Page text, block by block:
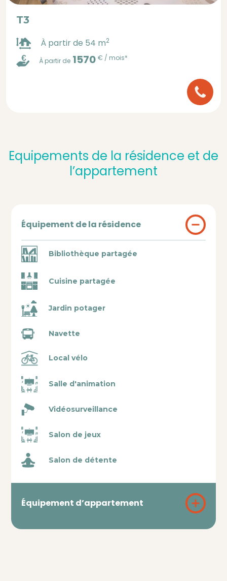
T3
À partir de 54 m2
À partir de 1570€ / mois*
Equipements de la résidence et de
l’appartement
Équipement de la résidence
Bibliothèque partagée
Cuisine partagée
Jardin potager
Navette
Local vélo
Salle d'animation
Vidéosurveillance
Salon de jeux
Salon de détente
Équipement d’appartement